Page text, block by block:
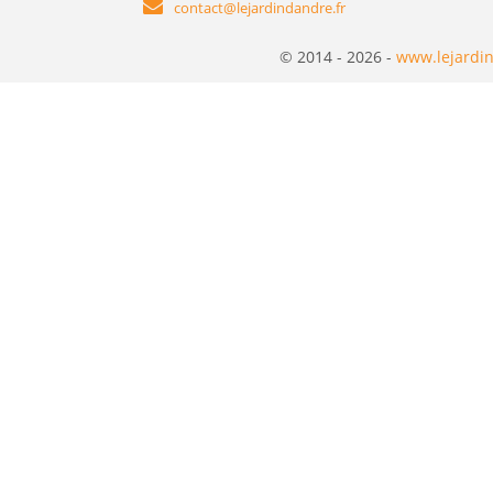
contact@lejardindandre.fr
© 2014 - 2026 -